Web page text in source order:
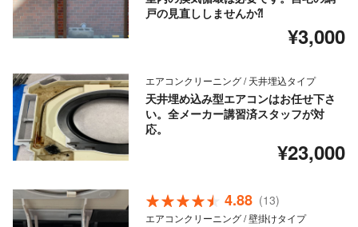
戸の見直ししませんか⁈
¥3,000
エアコンクリーニング / 天井埋込タイプ
天井埋め込み型エアコンはお任せ下さ
い。全メーカー講習済スタッフが対
応。
¥23,000
4.88 (13)
エアコンクリーニング / 壁掛けタイプ